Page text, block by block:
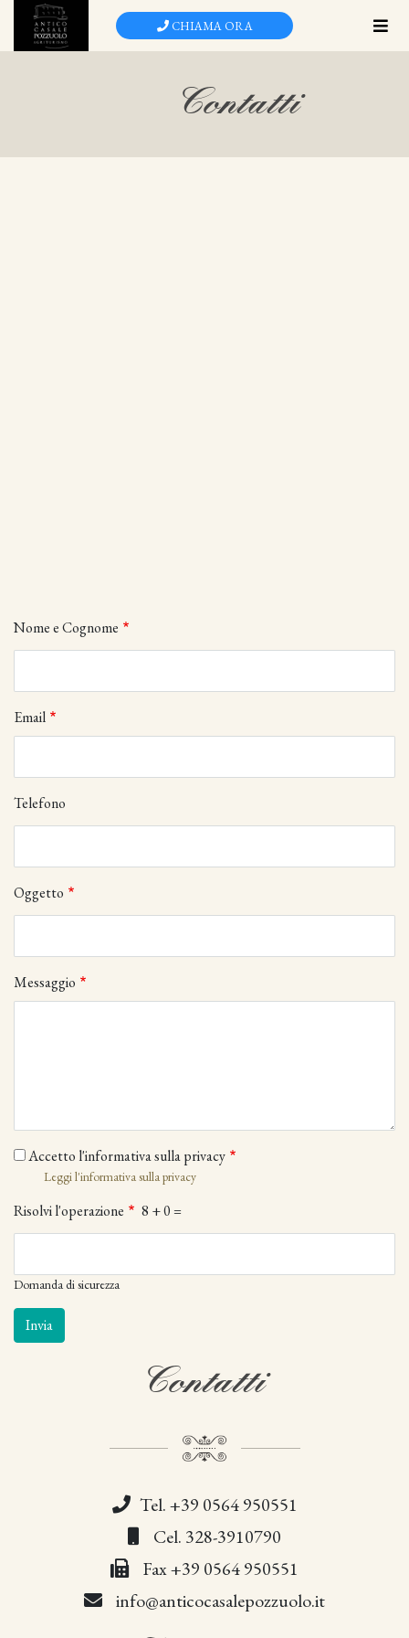
contenuto
CHIAMA ORA
Contatti
Nome e Cognome
Email
Telefono
Oggetto
Messaggio
Accetto l'informativa sulla privacy
Leggi l'informativa sulla privacy
Risolvi l'operazione 8 + 0 =
Domanda di sicurezza
Contatti
Tel. +39 0564 950551
Cel. 328-3910790
Fax +39 0564 950551
info@anticocasalepozzuolo.it